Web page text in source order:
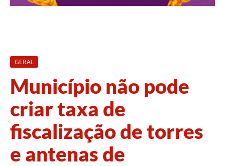
GERAL
Município não pode
criar taxa de
fiscalização de torres
e antenas de